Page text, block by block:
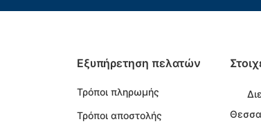
Εξυπήρετηση πελατών
Τρόποι πληρωμής
Τρόποι αποστολής